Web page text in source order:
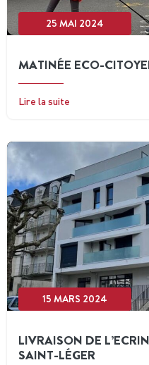
25 MAI 2024
MATINÉE ECO-
Lire la suite
15 MARS 2024
LIVRAISON DE
SAINT-LÉGER